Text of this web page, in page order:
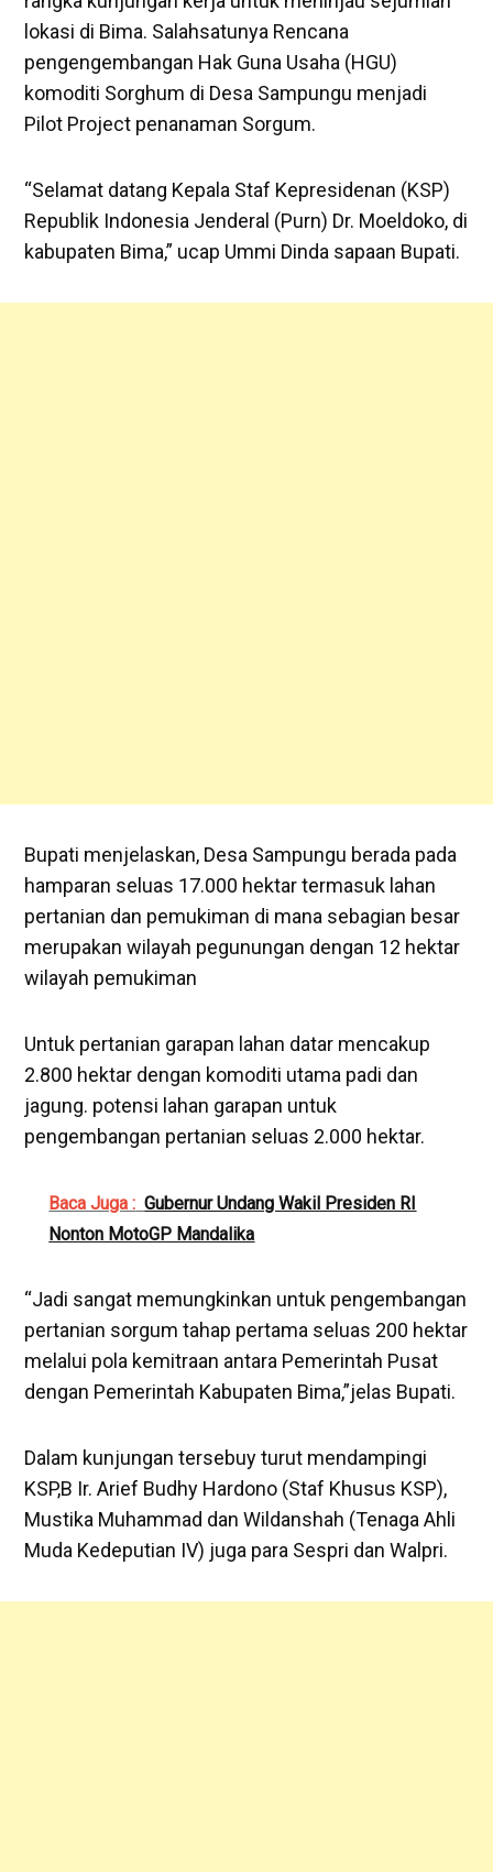
lokasi di Bima. Salahsatunya Rencana
pengengembangan Hak Guna Usaha (HGU)
komoditi Sorghum di Desa Sampungu menjadi
Pilot Project penanaman Sorgum.
“Selamat datang Kepala Staf Kepresidenan (KSP)
Republik Indonesia Jenderal (Purn) Dr. Moeldoko, di
kabupaten Bima,” ucap Ummi Dinda sapaan Bupati.
Bupati menjelaskan, Desa Sampungu berada pada
hamparan seluas 17.000 hektar termasuk lahan
pertanian dan pemukiman di mana sebagian besar
merupakan wilayah pegunungan dengan 12 hektar
wilayah pemukiman
Untuk pertanian garapan lahan datar mencakup
2.800 hektar dengan komoditi utama padi dan
jagung. potensi lahan garapan untuk
pengembangan pertanian seluas 2.000 hektar.
Baca Juga : Gubernur Undang Wakil Presiden RI
Nonton MotoGP Mandalika
“Jadi sangat memungkinkan untuk pengembangan
pertanian sorgum tahap pertama seluas 200 hektar
melalui pola kemitraan antara Pemerintah Pusat
dengan Pemerintah Kabupaten Bima,”jelas Bupati.
Dalam kunjungan tersebuy turut mendampingi
KSP,B Ir. Arief Budhy Hardono (Staf Khusus KSP),
Mustika Muhammad dan Wildanshah (Tenaga Ahli
Muda Kedeputian IV) juga para Sespri dan Walpri.